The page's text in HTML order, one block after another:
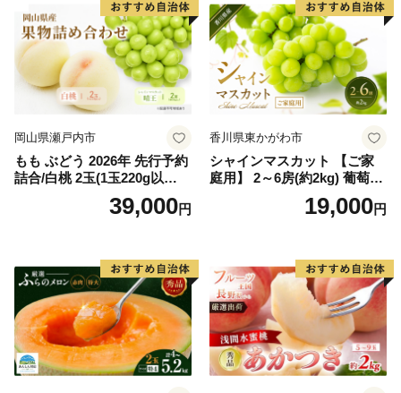
岡山県瀬戸内市
もも ぶどう 2026年 先行予約
詰合/白桃 2玉(1玉220g以
上)・シャインマスカット 晴
39,000円
香川県東かがわ市
シャインマスカット 【ご家
庭用】 2～6房(約2kg) 葡萄 ぶ
どう ブドウ フルーツ 果物 く
だもの 果実 旬の果物 旬のフ
19,000円